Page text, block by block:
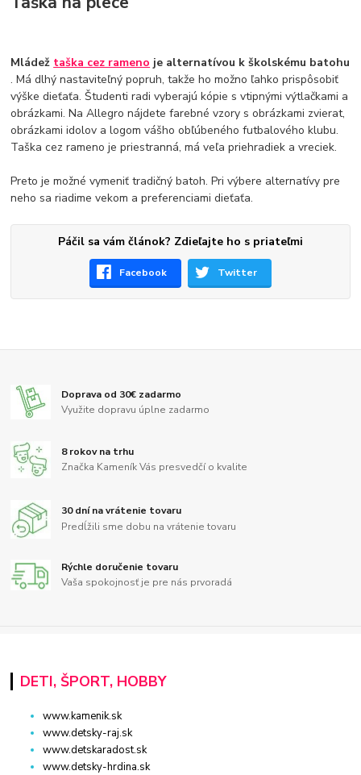
Mládež taška cez rameno je alternatívou k školskému batohu
. Má dlhý nastaviteľný popruh, takže ho možno ľahko prispôsobiť
výške dieťaťa. Študenti radi vyberajú kópie s vtipnými výtlačkami a
obrázkami. Na Allegro nájdete farebné vzory s obrázkami zvierat,
obrázkami idolov a logom vášho obľúbeného futbalového klubu.
Taška cez rameno je priestranná, má veľa priehradiek a vreciek.
Preto je možné vymeniť tradičný batoh. Pri výbere alternatívy pre
neho sa riadime vekom a preferenciami dieťaťa.
Páčil sa vám článok? Zdieľajte ho s priateľmi
Facebook Twitter
Doprava od 30€ zadarmo
Využite dopravu úplne zadarmo
8 rokov na trhu
Značka Kameník Vás presvedčí o kvalite
30 dní na vrátenie tovaru
Predĺžili sme dobu na vrátenie tovaru
Rýchle doručenie tovaru
Vaša spokojnosť je pre nás prvoradá
DETI, ŠPORT, HOBBY
www.kamenik.sk
www.detsky-raj.sk
www.detskaradost.sk
www.detsky-hrdina.sk